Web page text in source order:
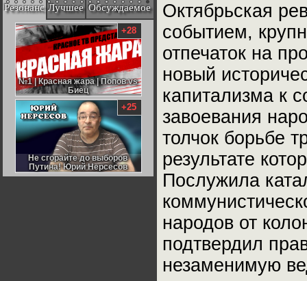
"Аркадий Коц" на
эгалите-фесте "Не
Пряча Лица"
Контрапункты
глобализации:
геополитэкономическ
ий анализ
100 лет Ноябрьской
революции в
Германии:
парламентская
демократия или
диктатура
пролетариата?
Деятельность
Резонанс Лучшее Обсуждаемое
За неделю | За месяц | За все время
Октябрьская
событием,
отпечаток на
новый
капитализма к
завоевания
толчок борьбе
результате
Послужила
народов от
подтвердил
незаменимую